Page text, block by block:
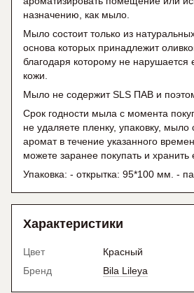
назначению, как мыло.
Мыло состоит только из
основа которых принадлежит
благодаря которому не нарушается
кожи.
Мыло не содержит SLS ПАВ и
Срок годности мыла с момента
не удаляете пленку, упаковку, мыло
аромат в течение указанного
можете заранее покупать и
Упаковка: - открытка: 95*100 мм. -
Характеристики
Цвет
Красный
Бренд
Bila Lileya